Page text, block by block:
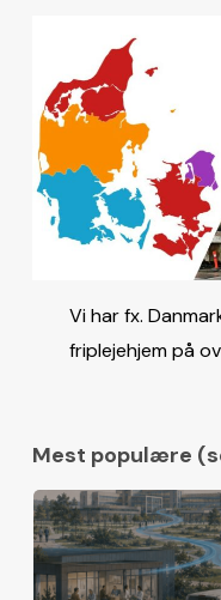
Vi har fx.
friplejehjem på
Mest populære